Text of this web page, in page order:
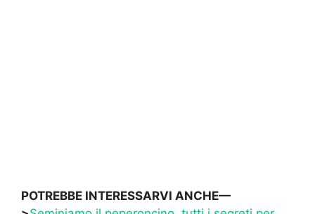
POTREBBE INTERESSARVI ANCHE—